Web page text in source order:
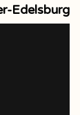
Edelsburg